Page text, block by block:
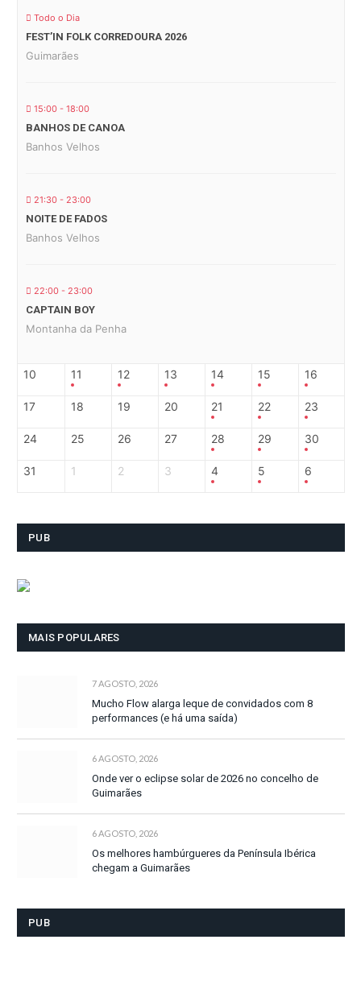
Todo o Dia
FEST’IN FOLK CORREDOURA 2026
Guimarães
15:00 - 18:00
BANHOS DE CANOA
Banhos Velhos
21:30 - 23:00
NOITE DE FADOS
Banhos Velhos
22:00 - 23:00
CAPTAIN BOY
Montanha da Penha
10 11 12 13 14 15 16
17 18 19 20 21 22 23
24 25 26 27 28 29 30
31 1 2 3 4 5 6
PUB
MAIS POPULARES
7 AGOSTO, 2026
Mucho Flow alarga leque de convidados com 8
performances (e há uma saída)
6 AGOSTO, 2026
Onde ver o eclipse solar de 2026 no concelho de
Guimarães
6 AGOSTO, 2026
Os melhores hambúrgueres da Península Ibérica
chegam a Guimarães
PUB